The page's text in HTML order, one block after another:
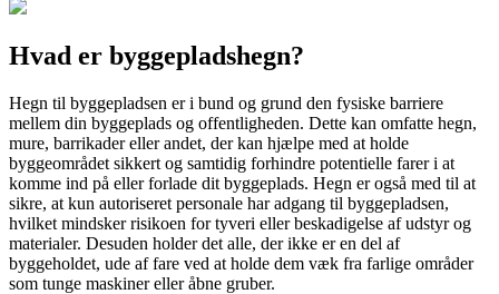
Hvad er byggepladshegn?
Hegn til byggepladsen er i bund og grund den fysiske barriere
mellem din byggeplads og offentligheden. Dette kan omfatte hegn,
mure, barrikader eller andet, der kan hjælpe med at holde
byggeområdet sikkert og samtidig forhindre potentielle farer i at
komme ind på eller forlade dit byggeplads. Hegn er også med til at
sikre, at kun autoriseret personale har adgang til byggepladsen,
hvilket mindsker risikoen for tyveri eller beskadigelse af udstyr og
materialer. Desuden holder det alle, der ikke er en del af
byggeholdet, ude af fare ved at holde dem væk fra farlige områder
som tunge maskiner eller åbne gruber.